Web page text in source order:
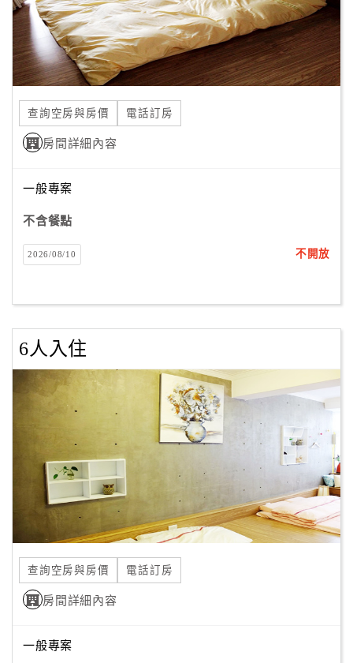
伴
計
劃
商
品
宣
查詢空房與房價 電話訂房
房間詳細內容
一般專案
不含餐點
2026/08/10 不開放
6人入住
查詢空房與房價 電話訂房
房間詳細內容
一般專案